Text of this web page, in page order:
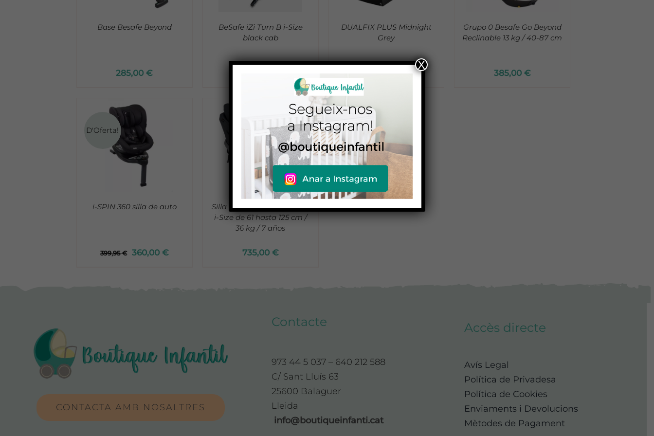
Base Besafe Beyond
285,00€
BeSafe iZi Turn B i-Size
black cab
DUALFIX PLUS Midnight
Grey
Grupo 0 Besafe Go Beyond
Reclinable 13 kg / 40-87 cm
385,00 €
D'Oferta!
i-SPIN 360 silla de auto
399,95€ 360,00 €
ADD TO CART
DETALLES
Silla Auto Besafe STRETCH
i-Size de 61 hasta 125 cm /
36 kg / 7 años
735,00 €
CONTACTA AMB NOSALTRES
Contacte
973 44 5 037 – 640 212 588
C/ Sant Lluís 63
25600 Balaguer
Lleida
info@boutiqueinfanti.cat
Accès directe
Avís Legal
Política de Privadesa
Política de Cookies
Enviaments i Devolucions
Mètodes de Pagament
X